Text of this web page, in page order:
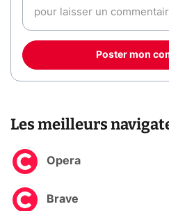
Poster mon
Les meilleurs
Opera
Brave